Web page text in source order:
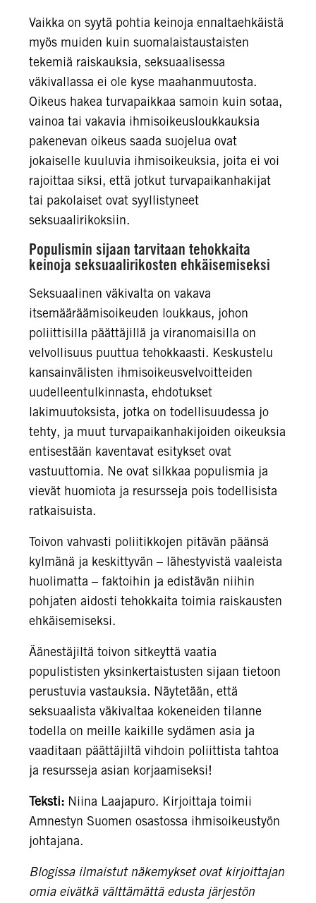
Vaikka on syytä pohtia keinoja ennaltaehkäistä
myös muiden kuin suomalaistaustaisten
tekemiä raiskauksia, seksuaalisessa
väkivallassa ei ole kyse maahanmuutosta.
Oikeus hakea turvapaikkaa samoin kuin sotaa,
vainoa tai vakavia ihmisoikeusloukkauksia
pakenevan oikeus saada suojelua ovat
jokaiselle kuuluvia ihmisoikeuksia, joita ei voi
rajoittaa siksi, että jotkut turvapaikanhakijat
tai pakolaiset ovat syyllistyneet
seksuaalirikoksiin.
Populismin sijaan tarvitaan tehokkaita
keinoja seksuaalirikosten ehkäisemiseksi
Seksuaalinen väkivalta on vakava
itsemääräämisoikeuden loukkaus, johon
poliittisilla päättäjillä ja viranomaisilla on
velvollisuus puuttua tehokkaasti. Keskustelu
kansainvälisten ihmisoikeusvelvoitteiden
uudelleentulkinnasta, ehdotukset
lakimuutoksista, jotka on todellisuudessa jo
tehty, ja muut turvapaikanhakijoiden oikeuksia
entisestään kaventavat esitykset ovat
vastuuttomia. Ne ovat silkkaa populismia ja
vievät huomiota ja resursseja pois todellisista
ratkaisuista.
Toivon vahvasti poliitikkojen pitävän päänsä
kylmänä ja keskittyvän – lähestyvistä vaaleista
huolimatta – faktoihin ja edistävän niihin
pohjaten aidosti tehokkaita toimia raiskausten
ehkäisemiseksi.
Äänestäjiltä toivon sitkeyttä vaatia
populististen yksinkertaistusten sijaan tietoon
perustuvia vastauksia. Näytetään, että
seksuaalista väkivaltaa kokeneiden tilanne
todella on meille kaikille sydämen asia ja
vaaditaan päättäjiltä vihdoin poliittista tahtoa
ja resursseja asian korjaamiseksi!
Teksti: Niina Laajapuro. Kirjoittaja toimii
Amnestyn Suomen osastossa ihmisoikeustyön
johtajana.
Blogissa ilmaistut näkemykset ovat kirjoittajan
omia eivätkä välttämättä edusta järjestön